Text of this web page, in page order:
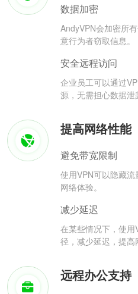
数据加密
AndyVPN会加密所
意行为者窃取信息。
安全远程访问
企业员工可以通过
源，无需担心数据泄
提高网络性能
避免带宽限制
使用VPN可以隐藏
网络体验。
减少延迟
在某些情况下，使
径，减少延迟，提高
远程办公支持